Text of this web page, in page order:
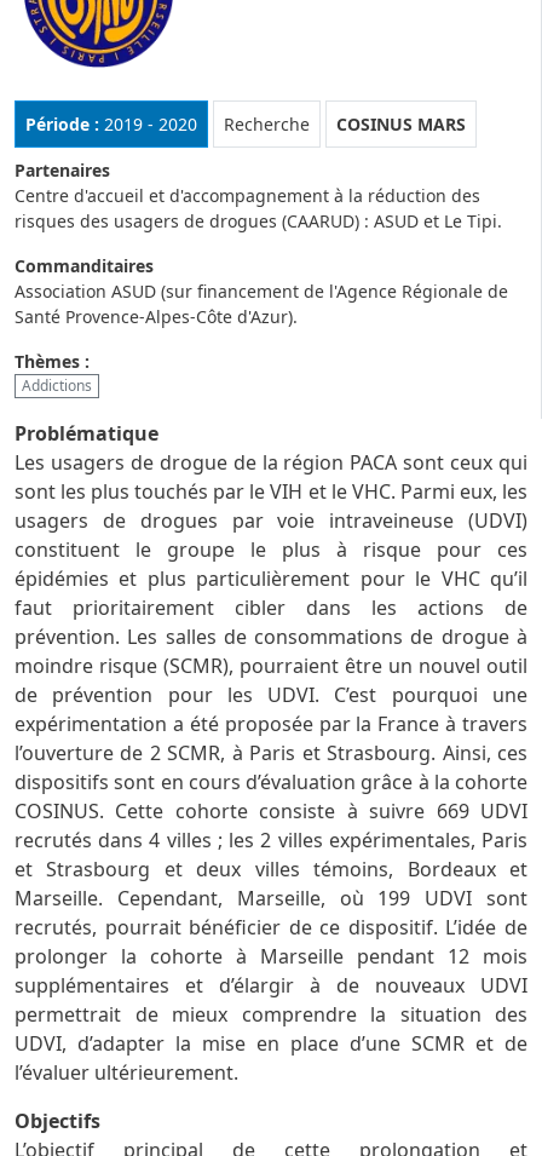
Période : 2019 - 2020 Rubrique :
Recherche
COSINUS MARS
Partenaires
Centre d'accueil et d'accompagnement à la réduction des
risques des usagers de drogues (CAARUD) : ASUD et Le Tipi.
Commanditaires
Association ASUD (sur financement de l'Agence Régionale de
Santé Provence-Alpes-Côte d'Azur).
Thèmes :
Addictions
Problématique
Les usagers de drogue de la région PACA sont ceux qui
sont les plus touchés par le VIH et le VHC. Parmi eux, les
usagers de drogues par voie intraveineuse (UDVI)
constituent le groupe le plus à risque pour ces
épidémies et plus particulièrement pour le VHC qu’il
faut prioritairement cibler dans les actions de
prévention. Les salles de consommations de drogue à
moindre risque (SCMR), pourraient être un nouvel outil
de prévention pour les UDVI. C’est pourquoi une
expérimentation a été proposée par la France à travers
l’ouverture de 2 SCMR, à Paris et Strasbourg. Ainsi, ces
dispositifs sont en cours d’évaluation grâce à la cohorte
COSINUS. Cette cohorte consiste à suivre 669 UDVI
recrutés dans 4 villes ; les 2 villes expérimentales, Paris
et Strasbourg et deux villes témoins, Bordeaux et
Marseille. Cependant, Marseille, où 199 UDVI sont
recrutés, pourrait bénéficier de ce dispositif. L’idée de
prolonger la cohorte à Marseille pendant 12 mois
supplémentaires et d’élargir à de nouveaux UDVI
permettrait de mieux comprendre la situation des
UDVI, d’adapter la mise en place d’une SCMR et de
l’évaluer ultérieurement.
Objectifs
L’objectif principal de cette prolongation et